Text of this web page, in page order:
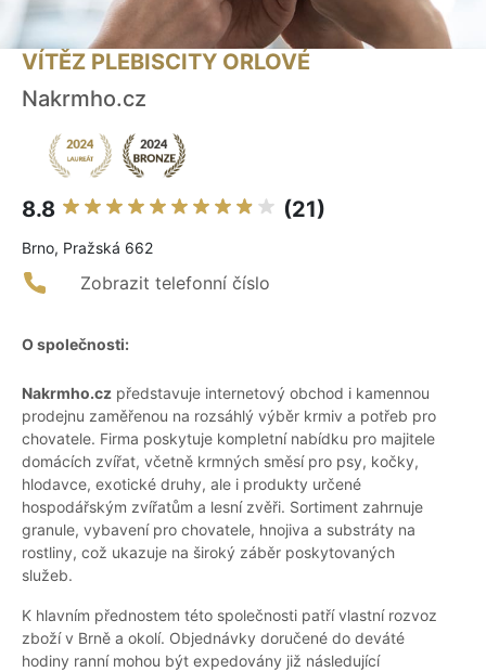
VÍTĚZ PLEBISCITY ORLOVÉ
Nakrmho.cz
8.8 (21)
Brno, Pražská 662
Zobrazit telefonní číslo
O společnosti:
Nakrmho.cz představuje internetový obchod i kamennou
prodejnu zaměřenou na rozsáhlý výběr krmiv a potřeb pro
chovatele. Firma poskytuje kompletní nabídku pro majitele
domácích zvířat, včetně krmných směsí pro psy, kočky,
hlodavce, exotické druhy, ale i produkty určené
hospodářským zvířatům a lesní zvěři. Sortiment zahrnuje
granule, vybavení pro chovatele, hnojiva a substráty na
rostliny, což ukazuje na široký záběr poskytovaných
služeb.
K hlavním přednostem této společnosti patří vlastní rozvoz
zboží v Brně a okolí. Objednávky doručené do deváté
hodiny ranní mohou být expedovány již následující